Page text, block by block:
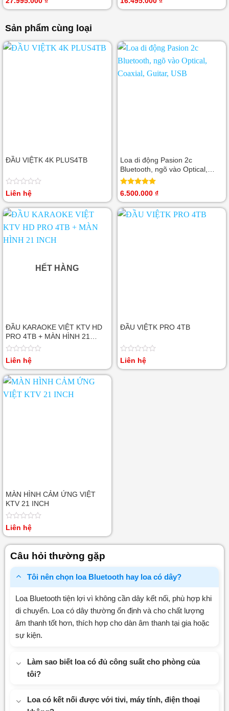
5
Sản phẩm cùng loại
ĐẦU VIỆTK 4K PLUS4TB
Được
hạng
0
sao
Liên hệ
Loa di động Pasion 2c
Bluetooth, ngõ vào Optical,
Coaxial, Guitar, USB
Được xếp
5 sao
6.500.000 ₫
HẾT HÀNG
ĐẦU KARAOKE VIỆT KTV HD
PRO 4TB + MÀN HÌNH 21
INCH
Được
hạng
0
sao
Liên hệ
ĐẦU VIỆTK PRO 4TB
Được
Liên hệ
MÀN HÌNH CẢM ỨNG VIỆT
KTV 21 INCH
Được
0
sao
Liên hệ
Câu hỏi thường gặp
Tôi nên chọn loa Bluetooth hay loa có dây?
Loa Bluetooth tiện lợi vì không cần dây kết nối, phù hợp khi
di chuyển. Loa có dây thường ổn định và cho chất lượng
âm thanh tốt hơn, thích hợp cho dàn âm thanh tại gia hoặc
sự kiện.
Làm sao biết loa có đủ công suất cho phòng của
tôi?
Loa có kết nối được với tivi, máy tính, điện thoại